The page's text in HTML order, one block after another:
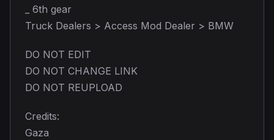
_ 6th gear
Truck Dealers > Access Mod Dealer > BMW
DO NOT EDIT
DO NOT CHANGE LINK
DO NOT REUPLOAD
Credits:
Gaza